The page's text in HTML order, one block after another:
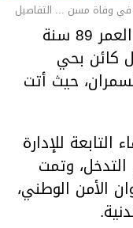
في وفاة مسن ... التفاصيل
توفي يوم أمس مسن يبلغ من العمر 89 سنة
كائن بحي
حيث أتت
للإدارة
التدخل، وتمت
الأمن الوطني،